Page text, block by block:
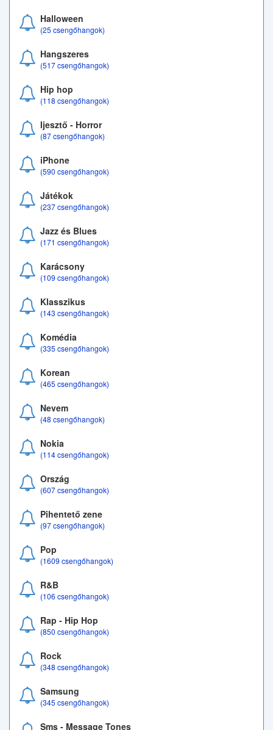
Halloween
(25 csengőhangok)
Hangszeres
(517 csengőhangok)
Hip hop
(118 csengőhangok)
Ijesztő - Horror
(87 csengőhangok)
iPhone
(590 csengőhangok)
Játékok
(237 csengőhangok)
Jazz és Blues
(171 csengőhangok)
Karácsony
(109 csengőhangok)
Klasszikus
(143 csengőhangok)
Komédia
(335 csengőhangok)
Korean
(465 csengőhangok)
Nevem
(48 csengőhangok)
Nokia
(114 csengőhangok)
Ország
(607 csengőhangok)
Pihentető zene
(97 csengőhangok)
Pop
(1609 csengőhangok)
R&B
(106 csengőhangok)
Rap - Hip Hop
(850 csengőhangok)
Rock
(348 csengőhangok)
Samsung
(345 csengőhangok)
Sms - Message Tones